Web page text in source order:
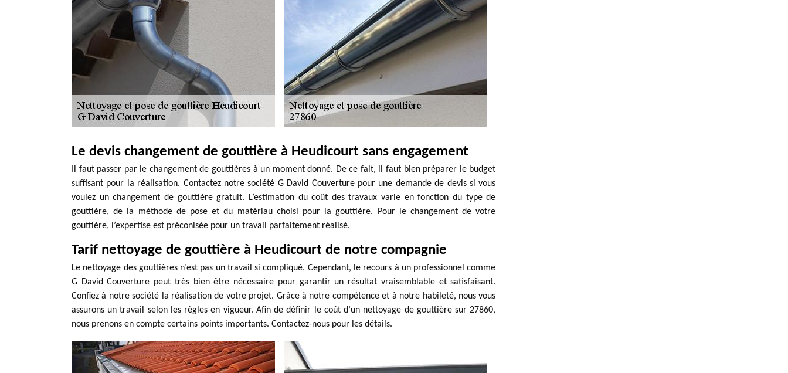
Le devis changement de gouttière à Heudicourt sans engagement
Il faut passer par le changement de gouttières à un moment donné. De ce fait, il faut bien préparer le budget
suffisant pour la réalisation. Contactez notre société G David Couverture pour une demande de devis si vous
voulez un changement de gouttière gratuit. L’estimation du coût des travaux varie en fonction du type de
gouttière, de la méthode de pose et du matériau choisi pour la gouttière. Pour le changement de votre
gouttière, l’expertise est préconisée pour un travail parfaitement réalisé.
Tarif nettoyage de gouttière à Heudicourt de notre compagnie
Le nettoyage des gouttières n’est pas un travail si compliqué. Cependant, le recours à un professionnel comme
G David Couverture peut très bien être nécessaire pour garantir un résultat vraisemblable et satisfaisant.
Confiez à notre société la réalisation de votre projet. Grâce à notre compétence et à notre habileté, nous vous
assurons un travail selon les règles en vigueur. Afin de définir le coût d’un nettoyage de gouttière sur 27860,
nous prenons en compte certains points importants. Contactez-nous pour les détails.